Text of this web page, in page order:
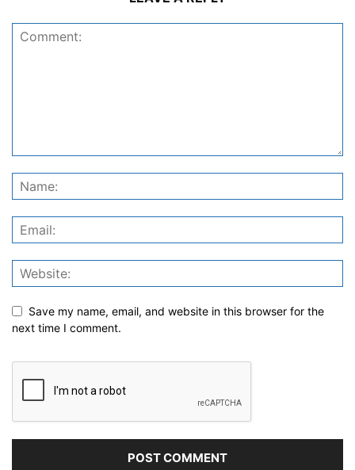
Save my name, email, and website in this browser for the
next time I comment.